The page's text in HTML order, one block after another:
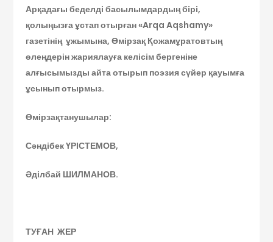
Арқадағы беделді басылымдардың бірі,
қолыңызға ұстап отырған «Arqa Aqshamy»
газетінің ұжымына, Өмірзақ Қожамұратовтың
өлеңдерін жариялауға келісім бергеніне
алғысымызды айта отырып поэзия сүйер қауымға
ұсынып отырмыз.
Өмірзақтанушылар:
Сәндібек ҮРІСТЕМОВ,
Әділбай ШИЛМАНОВ.
ТУҒАН ЖЕР